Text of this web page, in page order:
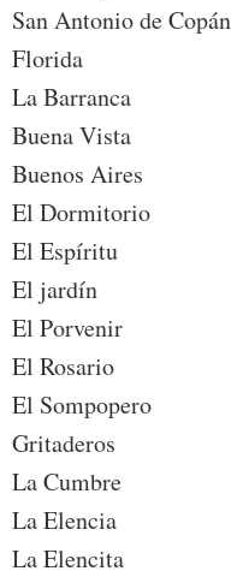
San Antonio de Copán
Florida
La Barranca
Buena Vista
Buenos Aires
El Dormitorio
El Espíritu
El jardín
El Porvenir
El Rosario
El Sompopero
Gritaderos
La Cumbre
La Elencia
La Elencita